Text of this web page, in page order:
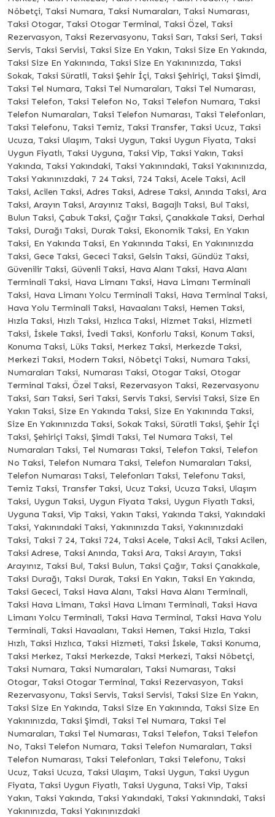
Nöbetçi, Taksi Numara, Taksi Numaraları, Taksi Numarası,
Taksi Otogar, Taksi Otogar Terminal, Taksi Özel, Taksi
Rezervasyon, Taksi Rezervasyonu, Taksi Sarı, Taksi Seri, Taksi
Servis, Taksi Servisi, Taksi Size En Yakın, Taksi Size En Yakında,
Taksi Size En Yakınında, Taksi Size En Yakınınızda, Taksi
Sokak, Taksi Süratli, Taksi Şehir İçi, Taksi Şehiriçi, Taksi Şimdi,
Taksi Tel Numara, Taksi Tel Numaraları, Taksi Tel Numarası,
Taksi Telefon, Taksi Telefon No, Taksi Telefon Numara, Taksi
Telefon Numaraları, Taksi Telefon Numarası, Taksi Telefonları,
Taksi Telefonu, Taksi Temiz, Taksi Transfer, Taksi Ucuz, Taksi
Ucuza, Taksi Ulaşım, Taksi Uygun, Taksi Uygun Fiyata, Taksi
Uygun Fiyatlı, Taksi Uyguna, Taksi Vip, Taksi Yakın, Taksi
Yakında, Taksi Yakındaki, Taksi Yakınındaki, Taksi Yakınınızda,
Taksi Yakınınızdaki, 7 24 Taksi, 724 Taksi, Acele Taksi, Acil
Taksi, Acilen Taksi, Adres Taksi, Adrese Taksi, Anında Taksi, Ara
Taksi, Arayın Taksi, Arayınız Taksi, Bagajlı Taksi, Bul Taksi,
Bulun Taksi, Çabuk Taksi, Çağır Taksi, Çanakkale Taksi, Derhal
Taksi, Durağı Taksi, Durak Taksi, Ekonomik Taksi, En Yakın
Taksi, En Yakında Taksi, En Yakınında Taksi, En Yakınınızda
Taksi, Gece Taksi, Gececi Taksi, Gelsin Taksi, Gündüz Taksi,
Güvenilir Taksi, Güvenli Taksi, Hava Alanı Taksi, Hava Alanı
Terminali Taksi, Hava Limanı Taksi, Hava Limanı Terminali
Taksi, Hava Limanı Yolcu Terminali Taksi, Hava Terminal Taksi,
Hava Yolu Terminali Taksi, Havaalanı Taksi, Hemen Taksi,
Hızla Taksi, Hızlı Taksi, Hızlıca Taksi, Hizmet Taksi, Hizmeti
Taksi, İskele Taksi, İvedi Taksi, Konforlu Taksi, Konum Taksi,
Konuma Taksi, Lüks Taksi, Merkez Taksi, Merkezde Taksi,
Merkezi Taksi, Modern Taksi, Nöbetçi Taksi, Numara Taksi,
Numaraları Taksi, Numarası Taksi, Otogar Taksi, Otogar
Terminal Taksi, Özel Taksi, Rezervasyon Taksi, Rezervasyonu
Taksi, Sarı Taksi, Seri Taksi, Servis Taksi, Servisi Taksi, Size En
Yakın Taksi, Size En Yakında Taksi, Size En Yakınında Taksi,
Size En Yakınınızda Taksi, Sokak Taksi, Süratli Taksi, Şehir İçi
Taksi, Şehiriçi Taksi, Şimdi Taksi, Tel Numara Taksi, Tel
Numaraları Taksi, Tel Numarası Taksi, Telefon Taksi, Telefon
No Taksi, Telefon Numara Taksi, Telefon Numaraları Taksi,
Telefon Numarası Taksi, Telefonları Taksi, Telefonu Taksi,
Temiz Taksi, Transfer Taksi, Ucuz Taksi, Ucuza Taksi, Ulaşım
Taksi, Uygun Taksi, Uygun Fiyata Taksi, Uygun Fiyatlı Taksi,
Uyguna Taksi, Vip Taksi, Yakın Taksi, Yakında Taksi, Yakındaki
Taksi, Yakınındaki Taksi, Yakınınızda Taksi, Yakınınızdaki
Taksi, Taksi 7 24, Taksi 724, Taksi Acele, Taksi Acil, Taksi Acilen,
Taksi Adrese, Taksi Anında, Taksi Ara, Taksi Arayın, Taksi
Arayınız, Taksi Bul, Taksi Bulun, Taksi Çağır, Taksi Çanakkale,
Taksi Durağı, Taksi Durak, Taksi En Yakın, Taksi En Yakında,
Taksi Gececi, Taksi Hava Alanı, Taksi Hava Alanı Terminali,
Taksi Hava Limanı, Taksi Hava Limanı Terminali, Taksi Hava
Limanı Yolcu Terminali, Taksi Hava Terminal, Taksi Hava Yolu
Terminali, Taksi Havaalanı, Taksi Hemen, Taksi Hızla, Taksi
Hızlı, Taksi Hızlıca, Taksi Hizmeti, Taksi İskele, Taksi Konuma,
Taksi Merkez, Taksi Merkezde, Taksi Merkezi, Taksi Nöbetçi,
Taksi Numara, Taksi Numaraları, Taksi Numarası, Taksi
Otogar, Taksi Otogar Terminal, Taksi Rezervasyon, Taksi
Rezervasyonu, Taksi Servis, Taksi Servisi, Taksi Size En Yakın,
Taksi Size En Yakında, Taksi Size En Yakınında, Taksi Size En
Yakınınızda, Taksi Şimdi, Taksi Tel Numara, Taksi Tel
Numaraları, Taksi Tel Numarası, Taksi Telefon, Taksi Telefon
No, Taksi Telefon Numara, Taksi Telefon Numaraları, Taksi
Telefon Numarası, Taksi Telefonları, Taksi Telefonu, Taksi
Ucuz, Taksi Ucuza, Taksi Ulaşım, Taksi Uygun, Taksi Uygun
Fiyata, Taksi Uygun Fiyatlı, Taksi Uyguna, Taksi Vip, Taksi
Yakın, Taksi Yakında, Taksi Yakındaki, Taksi Yakınındaki, Taksi
Yakınınızda, Taksi Yakınınızdaki